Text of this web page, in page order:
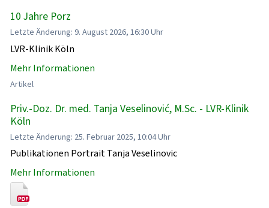
10 Jahre Porz
Letzte Änderung: 9. August 2026, 16:30 Uhr
LVR-Klinik Köln
Mehr Informationen
Artikel
Priv.-Doz. Dr. med. Tanja Veselinović, M.Sc. - LVR-Klinik
Köln
Letzte Änderung: 25. Februar 2025, 10:04 Uhr
Publikationen Portrait Tanja Veselinovic
Mehr Informationen